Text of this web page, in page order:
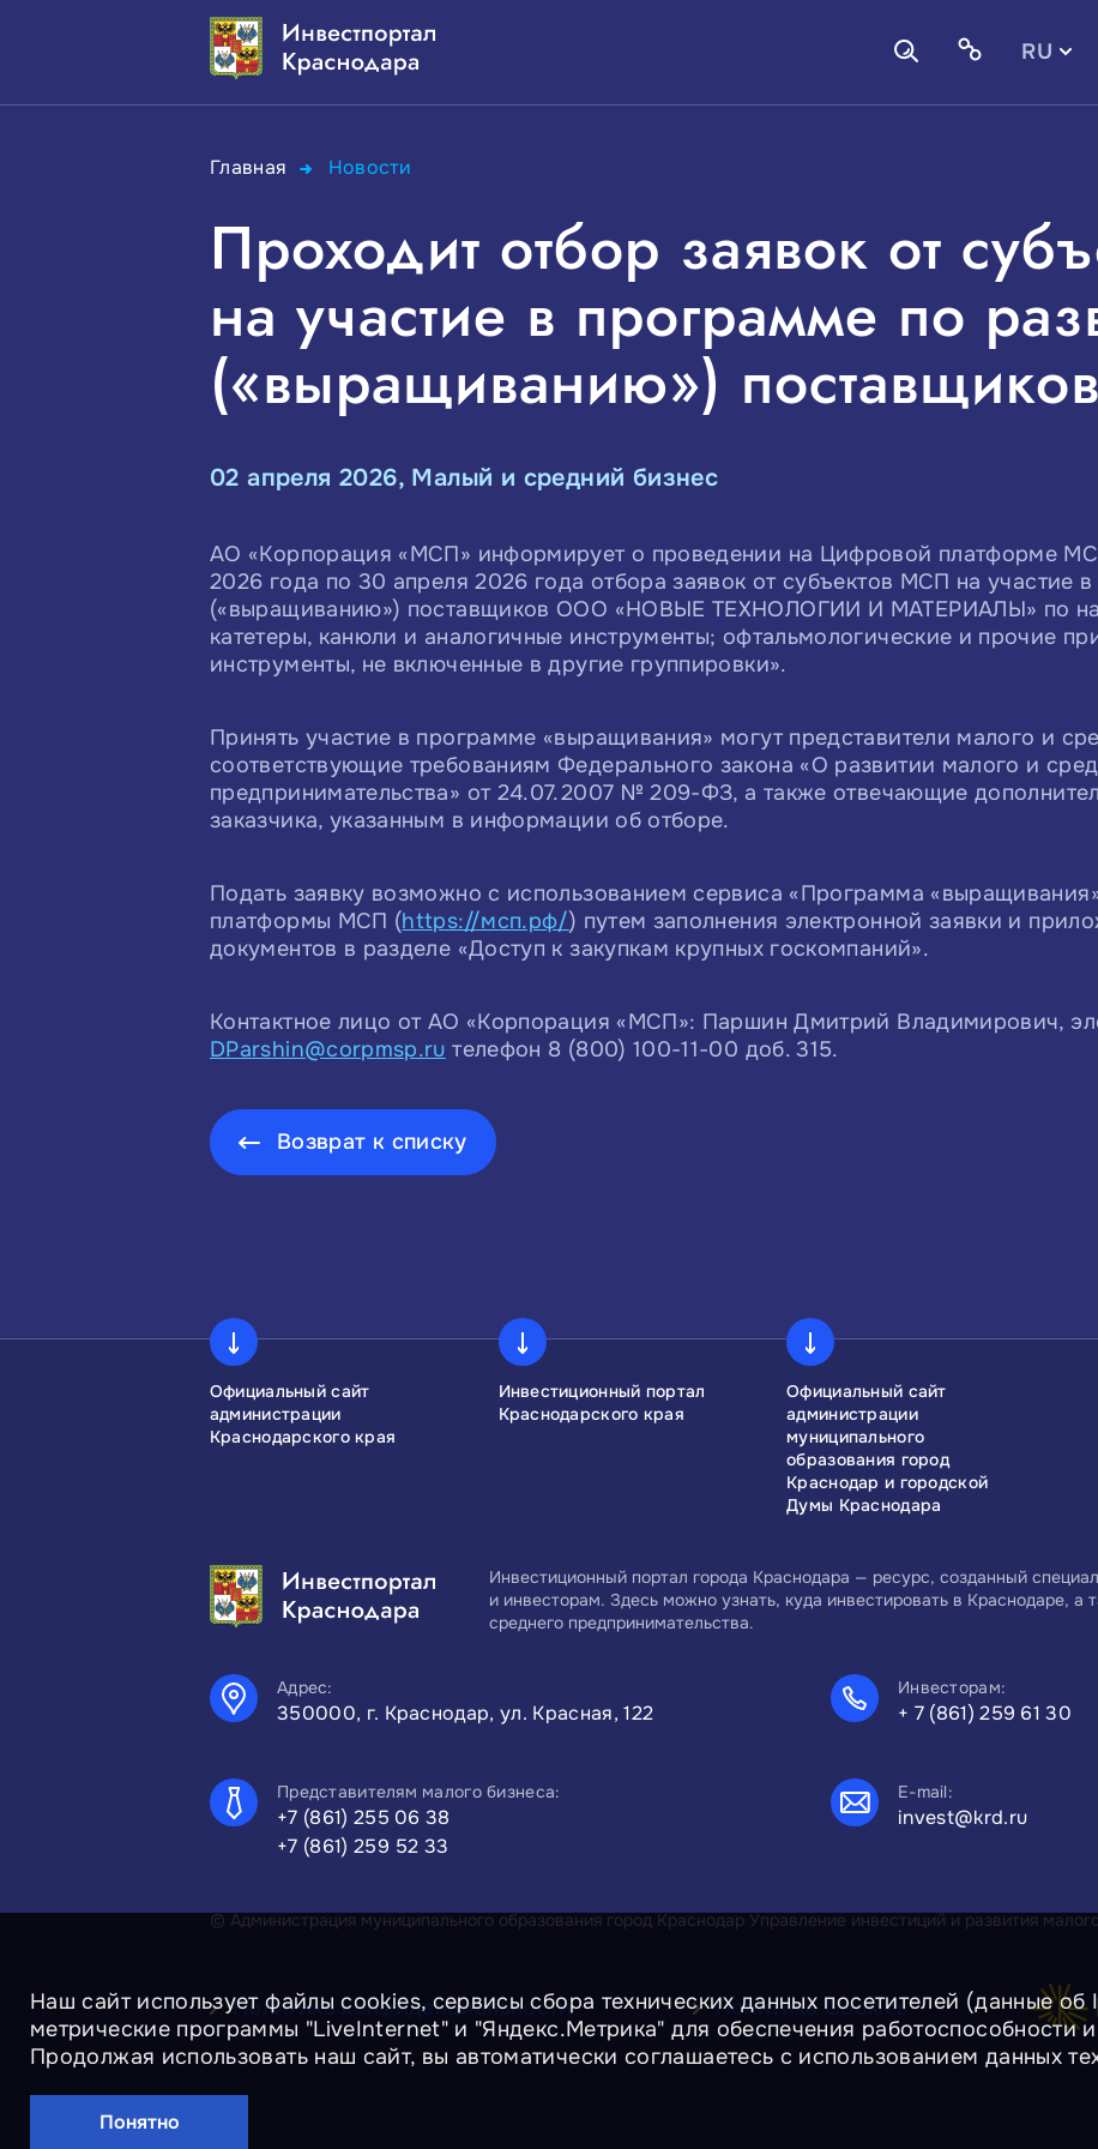
RU
Главная Новости
Проходит отбор заявок от
на участие в программе по
(«выращиванию») поставщиков
02 апреля 2026, Малый и средний бизнес
АО «Корпорация «МСП» информирует о проведении на Цифровой платформе
2026 года по 30 апреля 2026 года отбора заявок от субъектов МСП на участие
(«выращиванию») поставщиков ООО «НОВЫЕ ТЕХНОЛОГИИ И МАТЕРИАЛЫ» по
катетеры, канюли и аналогичные инструменты; офтальмологические и прочие
инструменты, не включенные в другие группировки».
Принять участие в программе «выращивания» могут представители малого и
соответствующие требованиям Федерального закона «О развитии малого и
предпринимательства» от 24.07.2007 № 209-ФЗ, а также отвечающие
заказчика, указанным в информации об отборе.
Подать заявку возможно с использованием сервиса «Программа
платформы МСП (https://мсп.рф/) путем заполнения электронной заявки и
документов в разделе «Доступ к закупкам крупных госкомпаний».
Контактное лицо от АО «Корпорация «МСП»: Паршин Дмитрий Владимирович,
DParshin@corpmsp.ru телефон 8 (800) 100-11-00 доб. 315.
Возврат к списку
Официальный сайт
администрации
Краснодарского края
Инвестиционный портал
Краснодарского края
Официальный сайт
администрации
муниципального
образования город
Краснодар и городской
Думы Краснодара
Инвестиционный портал города Краснодара — ресурс, созданный
и инвесторам. Здесь можно узнать, куда инвестировать в Краснодаре, а
среднего предпринимательства.
Адрес:
350000, г. Краснодар, ул. Красная, 122
Инвесторам:
+ 7 (861) 259 61 30
Представителям малого бизнеса:
+7 (861) 255 06 38
+7 (861) 259 52 33
E-mail:
invest@krd.ru
© Администрация муниципального образования город Краснодар Управление инвестиций и развития
Политика конфиденциальности Политика Cookies
Наш сайт использует файлы cookies, сервисы сбора технических данных посетителей (данные
метрические программы "LiveInternet" и "Яндекс.Метрика" для обеспечения работоспособности
Продолжая использовать наш сайт, вы автоматически соглашаетесь с использованием данных
Понятно